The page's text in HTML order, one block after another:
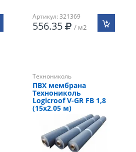
Артикул: 321369
556.35 / м2
Технониколь
ПВХ мембрана
Технониколь
Logicroof V-GR FB 1,8
(15х2,05 м)